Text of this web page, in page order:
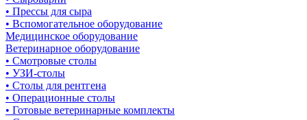
• Прессы для сыра
• Вспомогательное оборудование
Медицинское оборудование
Ветеринарное оборудование
• Смотровые столы
• УЗИ-столы
• Столы для рентгена
• Операционные столы
• Готовые ветеринарные комплекты